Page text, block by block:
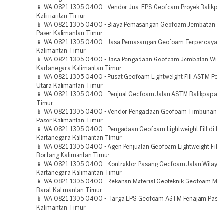
📱 WA 0821 1305 0400 - Vendor Jual EPS Geofoam Proyek
Kalimantan Timur
📱 WA 0821 1305 0400 - Biaya Pemasangan Geofoam Jembatan
Paser Kalimantan Timur
📱 WA 0821 1305 0400 - Jasa Pemasangan Geofoam
Kalimantan Timur
📱 WA 0821 1305 0400 - Jasa Pengadaan Geofoam Jembatan
Kartanegara Kalimantan Timur
📱 WA 0821 1305 0400 - Pusat Geofoam Lightweight Fill ASTM
Utara Kalimantan Timur
📱 WA 0821 1305 0400 - Penjual Geofoam Jalan ASTM
Timur
📱 WA 0821 1305 0400 - Vendor Pengadaan Geofoam Timbunan
Paser Kalimantan Timur
📱 WA 0821 1305 0400 - Pengadaan Geofoam Lightweight Fill di
Kartanegara Kalimantan Timur
📱 WA 0821 1305 0400 - Agen Penjualan Geofoam Lightweight
Bontang Kalimantan Timur
📱 WA 0821 1305 0400 - Kontraktor Pasang Geofoam Jalan
Kartanegara Kalimantan Timur
📱 WA 0821 1305 0400 - Rekanan Material Geoteknik Geofoam
Barat Kalimantan Timur
📱 WA 0821 1305 0400 - Harga EPS Geofoam ASTM Penajam
Kalimantan Timur